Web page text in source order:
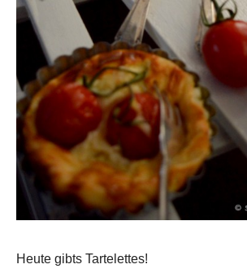
Heute gibts Tartelettes!